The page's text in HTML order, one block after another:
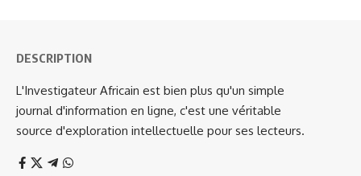
DESCRIPTION
L'Investigateur Africain est bien plus qu'un simple
journal d'information en ligne, c'est une véritable
source d'exploration intellectuelle pour ses lecteurs.